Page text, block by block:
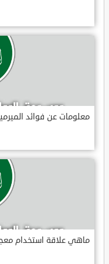
معلومات عن فوائد
ماهي علاقة استخدام